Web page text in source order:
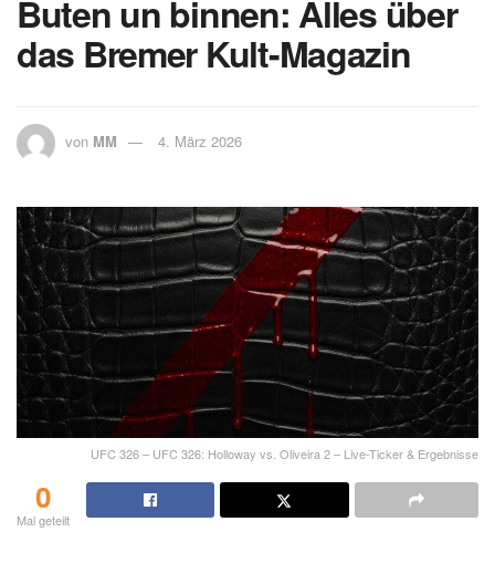
Buten un binnen: Alles über
das Bremer Kult-Magazin
von MM 4. März 2026
UFC 326 – UFC 326: Holloway vs. Oliveira 2 – Live-Ticker & Ergebnisse
0
Mal geteilt